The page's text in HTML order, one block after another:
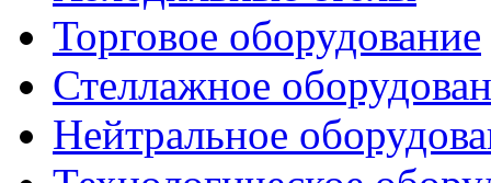
Торговое оборудование
Стеллажное
Нейтральное